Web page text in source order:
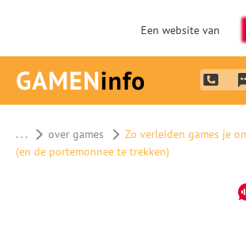
Een website van
. . . over games
Zo verleiden games je
(en de portemonnee te trekken)